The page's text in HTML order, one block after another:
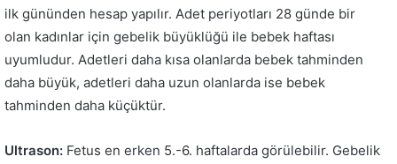
ilk gününden hesap yapılır. Adet periyotları 28 günde bir
olan kadınlar için gebelik büyüklüğü ile bebek haftası
uyumludur. Adetleri daha kısa olanlarda bebek tahminden
daha büyük, adetleri daha uzun olanlarda ise bebek
tahminden daha küçüktür.
Ultrason: Fetus en erken 5.-6. haftalarda görülebilir. Gebelik